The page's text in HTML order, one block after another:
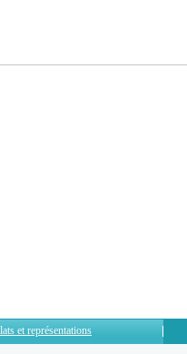
et représentations